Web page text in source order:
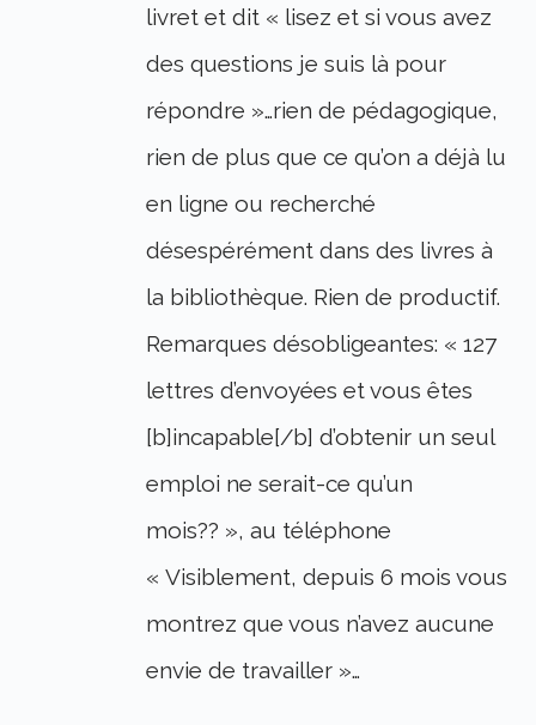
livret et dit « lisez et si vous avez
des questions je suis là pour
répondre »…rien de pédagogique,
rien de plus que ce qu’on a déjà lu
en ligne ou recherché
désespérément dans des livres à
la bibliothèque. Rien de productif.
Remarques désobligeantes: « 127
lettres d’envoyées et vous êtes
[b]incapable[/b] d’obtenir un seul
emploi ne serait-ce qu’un
mois?? », au téléphone
« Visiblement, depuis 6 mois vous
montrez que vous n’avez aucune
envie de travailler »…